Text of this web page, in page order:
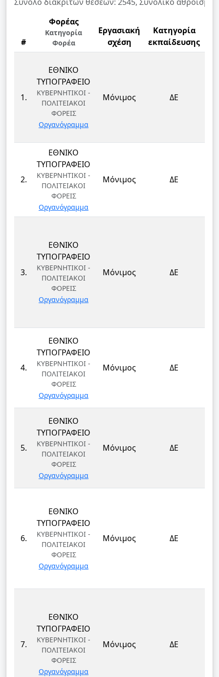
#
Φορέας
Κατηγορία
Φορέα
Εργασιακή
σχέση
Κατηγορία
εκπαίδευσης
1.
ΕΘΝΙΚΟ
ΤΥΠΟΓΡΑΦΕΙΟ
ΚΥΒΕΡΝΗΤΙΚΟΙ -
ΠΟΛΙΤΕΙΑΚΟΙ
ΦΟΡΕΙΣ
Οργανόγραμμα
Μόνιμος ΔΕ
2.
ΕΘΝΙΚΟ
ΤΥΠΟΓΡΑΦΕΙΟ
ΚΥΒΕΡΝΗΤΙΚΟΙ -
ΠΟΛΙΤΕΙΑΚΟΙ
ΦΟΡΕΙΣ
Οργανόγραμμα
Μόνιμος ΔΕ
3.
ΕΘΝΙΚΟ
ΤΥΠΟΓΡΑΦΕΙΟ
ΚΥΒΕΡΝΗΤΙΚΟΙ -
ΠΟΛΙΤΕΙΑΚΟΙ
ΦΟΡΕΙΣ
Οργανόγραμμα
Μόνιμος ΔΕ
4.
ΕΘΝΙΚΟ
ΤΥΠΟΓΡΑΦΕΙΟ
ΚΥΒΕΡΝΗΤΙΚΟΙ -
ΠΟΛΙΤΕΙΑΚΟΙ
ΦΟΡΕΙΣ
Οργανόγραμμα
Μόνιμος ΔΕ
5.
ΕΘΝΙΚΟ
ΤΥΠΟΓΡΑΦΕΙΟ
ΚΥΒΕΡΝΗΤΙΚΟΙ -
ΠΟΛΙΤΕΙΑΚΟΙ
ΦΟΡΕΙΣ
Οργανόγραμμα
Μόνιμος ΔΕ
6.
ΕΘΝΙΚΟ
ΤΥΠΟΓΡΑΦΕΙΟ
ΚΥΒΕΡΝΗΤΙΚΟΙ -
ΠΟΛΙΤΕΙΑΚΟΙ
ΦΟΡΕΙΣ
Οργανόγραμμα
Μόνιμος ΔΕ
7.
ΕΘΝΙΚΟ
ΤΥΠΟΓΡΑΦΕΙΟ
ΚΥΒΕΡΝΗΤΙΚΟΙ -
ΠΟΛΙΤΕΙΑΚΟΙ
ΦΟΡΕΙΣ
Οργανόγραμμα
Μόνιμος ΔΕ